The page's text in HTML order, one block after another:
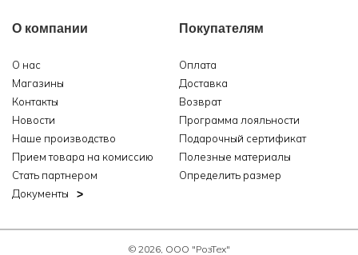
О компании
О нас
Магазины
Контакты
Новости
Наше производство
Прием товара на комиссию
Стать партнером
Документы
Покупателям
Оплата
Доставка
Возврат
Программа лояльности
Подарочный сертификат
Полезные материалы
Определить размер
© 2026, ООО "РозТех"